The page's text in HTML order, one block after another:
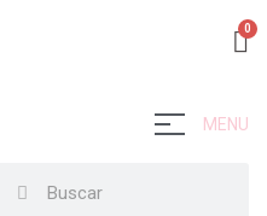
MENU